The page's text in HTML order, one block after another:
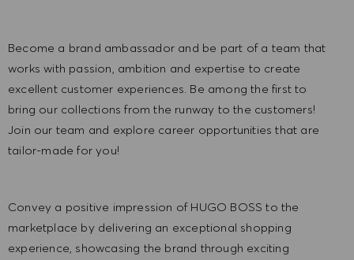
Become a brand ambassador and be part of a team that
works with passion, ambition and expertise to create
excellent customer experiences. Be among the first to
bring our collections from the runway to the customers!
Join our team and explore career opportunities that are
tailor-made for you!
Convey a positive impression of HUGO BOSS to the
marketplace by delivering an exceptional shopping
experience, showcasing the brand through exciting